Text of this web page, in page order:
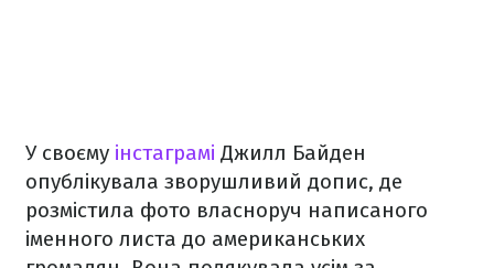
У своєму інстаграмі Джилл Байден
опублікувала зворушливий допис, де
розмістила фото власноруч написаного
іменного листа до американських